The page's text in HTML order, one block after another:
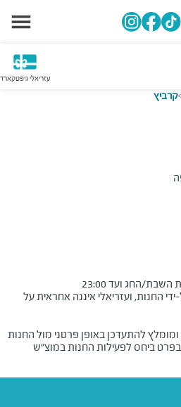
עזריאלי גיפטקארד
>קרביץ
החג ועד 23:00
החנות, ועזריאלי איננה אחראית על
להתעדכן באופן פרטני מול החנות
ביחס לפעילות החנות במוצ"ש